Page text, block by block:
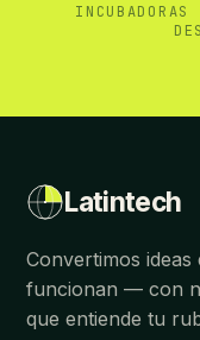
Latintech
Convertimos ideas
funcionan — con
que entiende tu